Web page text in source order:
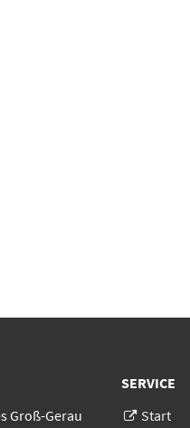
Groß-Gerau
SERVICE
Start